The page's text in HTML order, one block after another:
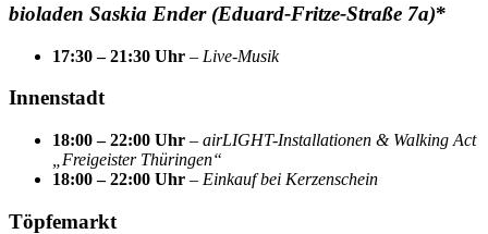
bioladen Saskia Ender (Eduard-Fritze-Straße 7a)*
17:30 – 21:30 Uhr – Live-Musik
Innenstadt
18:00 – 22:00 Uhr – airLIGHT-Installationen & Walking Act
„Freigeister Thüringen“
18:00 – 22:00 Uhr – Einkauf bei Kerzenschein
Töpfemarkt